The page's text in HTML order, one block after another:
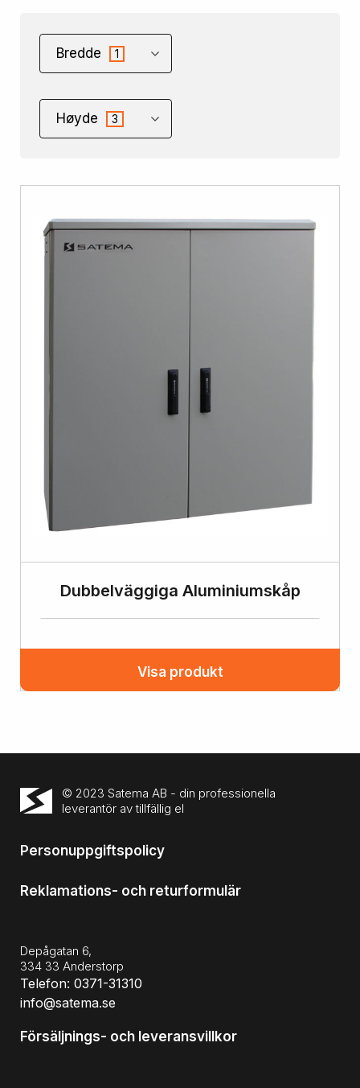
Bredde 1
Høyde 3
Dubbelväggiga Aluminiumskåp
Visa produkt
© 2023 Satema AB - din professionella
leverantör av tillfällig el
Personuppgiftspolicy
Reklamations- och returformulär
Depågatan 6,
334 33 Anderstorp
Telefon: 0371-31310
info@satema.se
Försäljnings- och leveransvillkor